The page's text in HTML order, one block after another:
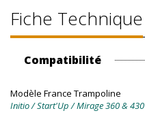
Fiche Technique
Compatibilité
Modèle France Trampoline
Initio / Start'Up / Mirage 360 & 430